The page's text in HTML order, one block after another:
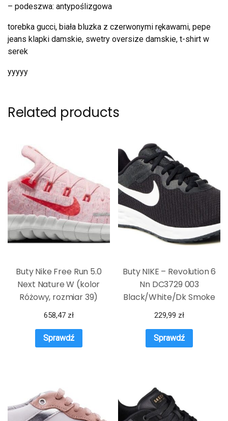
– podeszwa: antypoślizgowa
torebka gucci, biała bluzka z czerwonymi rękawami, pepe
jeans klapki damskie, swetry oversize damskie, t-shirt w
serek
yyyyy
Related products
Buty Nike Free Run 5.0
Next Nature W (kolor
Różowy, rozmiar 39)
658,47 zł
Sprawdź
Buty NIKE – Revolution 6
Nn DC3729 003
Black/White/Dk Smoke
Grey
229,99 zł
Sprawdź